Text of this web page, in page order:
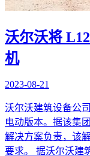
沃尔沃将
机
2023-08-21
沃尔沃建筑设备公
电动版本。据该集
解决方案负责，该
要求。 据沃尔沃建